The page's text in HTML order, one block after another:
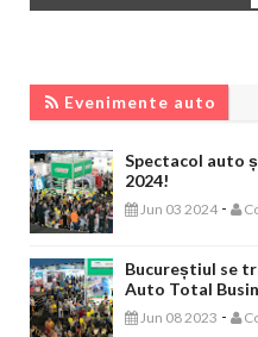
Evenimente auto
Spectacol auto
2024!
Jun 03 2024 -
Bucureștiul se
Auto Total
Jun 08 2023 -